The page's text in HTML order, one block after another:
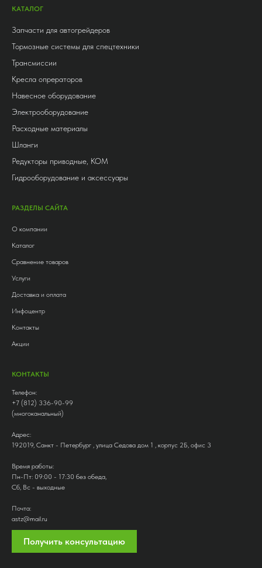
КАТАЛОГ
Запчасти для автогрейдеров
Тормозные системы для спецтехники
Трансмиссии
Кресла опрераторов
Навесное оборудование
Электрооборудование
Расходные материалы
Шланги
Редукторы приводные, КОМ
Гидрооборудование и аксессуары
РАЗДЕЛЫ САЙТА
О компании
Каталог
Сравнение товаров
Услуги
Доставка и оплата
Инфоцентр
Контакты
Акции
КОНТАКТЫ
Телефон:
+7 (812) 336-90-99
(многоканальный)
Адрес:
192019, Санкт - Петербург , улица Седова дом 1 , корпус 2Б, офис 3
Время работы:
Пн-Пт: 09:00 - 17:30 без обеда,
Сб, Вс - выходные
Почта:
astz@mail.ru
Получить консультацию